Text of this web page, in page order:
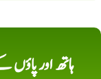
ہاتھ اور